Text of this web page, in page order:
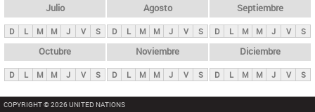
l
e
s
Julio
D L M M J V S
Agosto
D L M M J V S
Septiembre
D L M M J V S
Octubre
D L M M J V S
Noviembre
D L M M J V S
Diciembre
D L M M J V S
COPYRIGHT © 2026 UNITED NATIONS